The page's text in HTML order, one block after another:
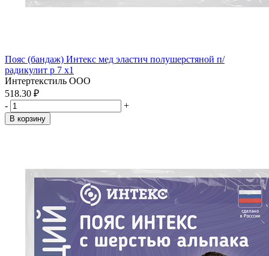
Пояс (бандаж) Интекс мед эластич полушерстяной п/
радикулит р 7 x1
Интертекстиль ООО
518.30 ₽
-
+
В корзину